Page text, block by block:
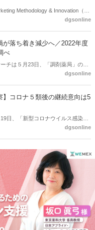
Methodology & Innovation（東
、以下MMI）と株式会社新生堂薬
となる『健康台帳』の機能につい
た。
dgsonline
が落ち着き減少へ／2022年度
べ
チは５月23日、「調剤薬局」の倒
ナ禍で過去最多となる23件を記録
している。
dgsonline
】コロナ５類後の継続意向は5
日、「新型コロナウイルス感染症
変化に関する調査」を公表した。
dgsonline